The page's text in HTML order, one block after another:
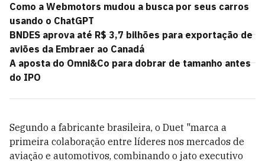
Como a Webmotors mudou a busca por seus carros
usando o ChatGPT
BNDES aprova até R$ 3,7 bilhões para exportação de
aviões da Embraer ao Canadá
A aposta do Omni&Co para dobrar de tamanho antes
do IPO
Segundo a fabricante brasileira, o Duet "marca a
primeira colaboração entre líderes nos mercados de
aviação e automotivos, combinando o jato executivo